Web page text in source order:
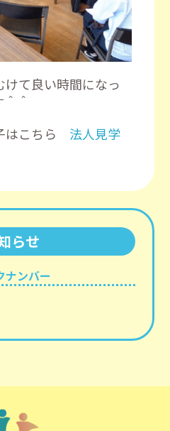
て良い時間になっ
＾
はこちら 法人見学
らせ
ナンバー